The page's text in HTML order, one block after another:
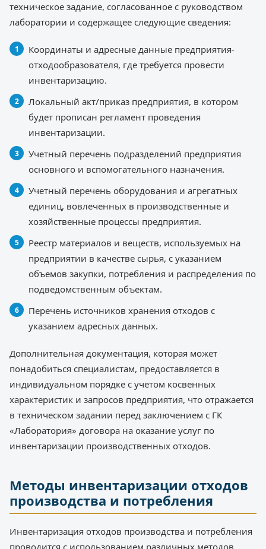
техническое задание, согласованное с руководством
лаборатории и содержащее следующие сведения:
Координаты и адресные данные предприятия-
отходообразователя, где требуется провести
инвентаризацию.
Локальный акт/приказ предприятия, в котором
будет прописан регламент проведения
инвентаризации.
Учетный перечень подразделений предприятия
основного и вспомогательного назначения.
Учетный перечень оборудования и агрегатных
единиц, вовлеченных в производственные и
хозяйственные процессы предприятия.
Реестр материалов и веществ, используемых на
предприятии в качестве сырья, с указанием
объемов закупки, потребления и распределения по
подведомственным объектам.
Перечень источников хранения отходов с
указанием адресных данных.
Дополнительная документация, которая может
понадобиться специалистам, предоставляется в
индивидуальном порядке с учетом косвенных
характеристик и запросов предприятия, что отражается
в техническом задании перед заключением с ГК
«Лаборатория» договора на оказание услуг по
инвентаризации производственных отходов.
Методы инвентаризации отходов
производства и потребления
Инвентаризация отходов производства и потребления